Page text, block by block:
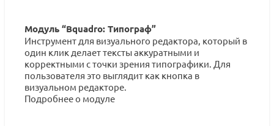
Модуль “Bquadro: Типограф”
Инструмент для визуального редактора, который в
один клик делает тексты аккуратными и
корректными с точки зрения типографики. Для
пользователя это выглядит как кнопка в
визуальном редакторе.
Подробнее о модуле